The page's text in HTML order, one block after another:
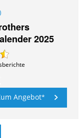
2025
Angebot